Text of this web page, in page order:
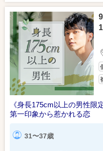
《身長175cm以上の男性限定
第一印象から惹かれる恋
31〜37歳